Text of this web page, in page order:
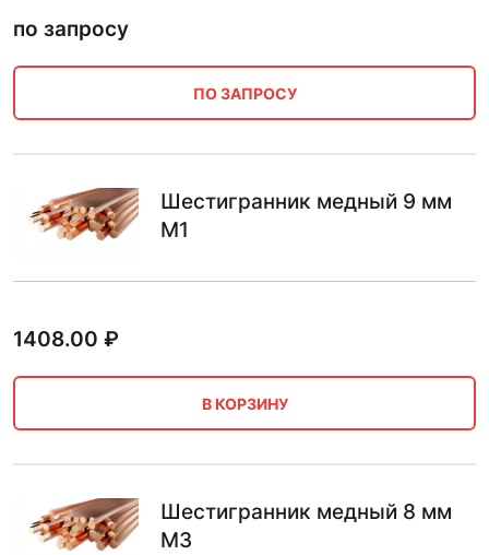
по запросу
ПО ЗАПРОСУ
Шестигранник медный 9 мм
М1
1408.00 ₽
В КОРЗИНУ
Шестигранник медный 8 мм
М3